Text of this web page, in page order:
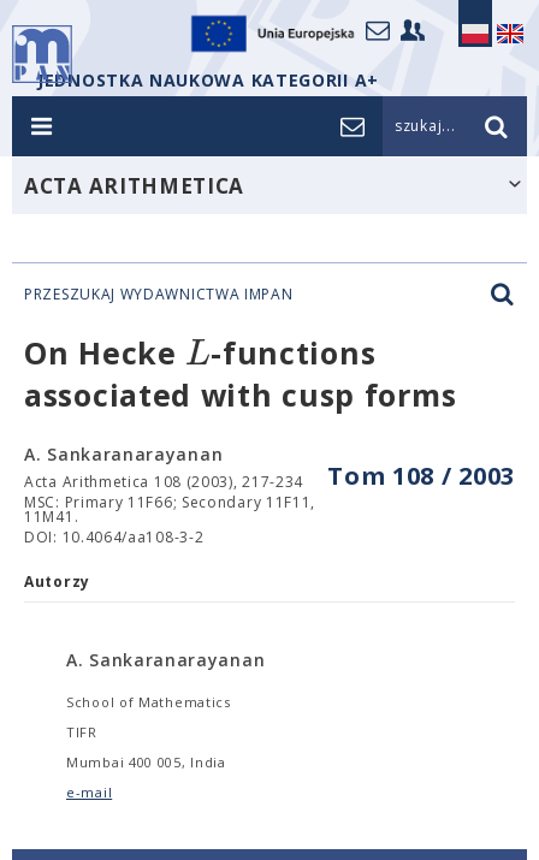
JEDNOSTKA NAUKOWA KATEGORII A+
szukaj...
ACTA ARITHMETICA
PRZESZUKAJ WYDAWNICTWA IMPAN
On Hecke L-functions
associated with cusp forms
Tom 108 / 2003
A. Sankaranarayanan
Acta Arithmetica 108 (2003), 217-234
MSC: Primary 11F66; Secondary 11F11,
11M41.
DOI: 10.4064/aa108-3-2
Autorzy
A. Sankaranarayanan
School of Mathematics
TIFR
Mumbai 400 005, India
e-mail